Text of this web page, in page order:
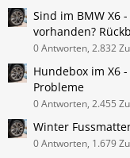
Sind im BMW X6
vorhanden?
0 Antworten, 2.832
Hundebox im X6
Probleme
0 Antworten, 2.455
Winter
0 Antworten, 1.679